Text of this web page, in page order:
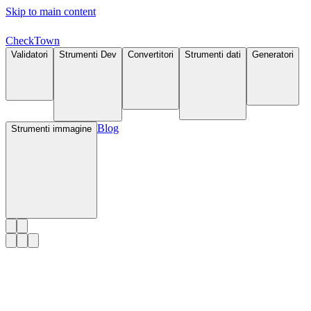
Skip to main content
CheckTown
Validatori Strumenti Dev Convertitori Strumenti dati Generatori
Strumenti immagine Blog